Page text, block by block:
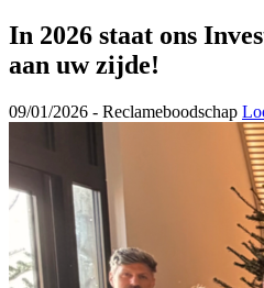
In 2026 staat ons
aan uw zijde!
09/01/2026 - Reclameboodschap